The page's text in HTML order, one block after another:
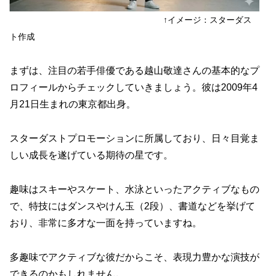
↑イメージ：スターダス
ト作成
まずは、注目の若手俳優である越山敬達さんの基本的なプ
ロフィールからチェックしていきましょう。彼は2009年4
月21日生まれの東京都出身。
スターダストプロモーションに所属しており、日々目覚ま
しい成長を遂げている期待の星です。
趣味はスキーやスケート、水泳といったアクティブなもの
で、特技にはダンスやけん玉（2段）、書道などを挙げて
おり、非常に多才な一面を持っていますね。
多趣味でアクティブな彼だからこそ、表現力豊かな演技が
できるのかもしれません。